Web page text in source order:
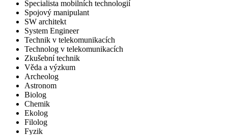
Specialista mobilních technologií
Spojový manipulant
SW architekt
System Engineer
Technik v telekomunikacích
Technolog v telekomunikacích
Zkušební technik
Věda a výzkum
Archeolog
Astronom
Biolog
Chemik
Ekolog
Filolog
Fyzik